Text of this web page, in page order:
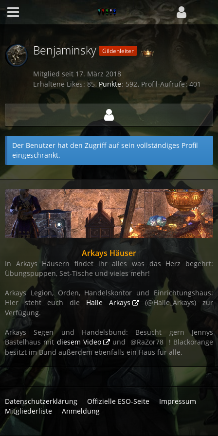
Benjaminsky Gildenleiter
Mitglied seit 17. März 2018
Erhaltene Likes 85 Punkte 592 Profil-Aufrufe 401
Der Benutzer hat den Zugriff auf sein vollständiges Profil
eingeschränkt.
Arkays Häuser
In Arkays Häusern findet ihr alles was das Herz begehrt:
Übungspuppen, Set-Tische und vieles mehr!
Arkays Legion, Orden, Handelskontor und Einrichtungshaus:
Hier steht euch die Halle Arkays
(@Halle_Arkays) zur
Verfügung.
Arkays Segen und Handelsbund: Besucht gern Jennys
Bastelhaus mit diesem Video und RaZor78
! Blackorange
besitzt im Bund außerdem ebenfalls ein Haus für alle.
Datenschutzerklärung Offizielle ESO-Seite
Impressum
Mitgliederliste
Anmeldung